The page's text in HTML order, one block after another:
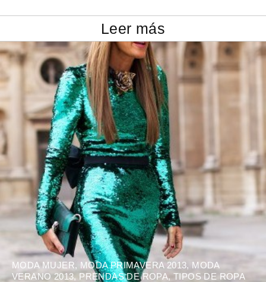
Leer más
MODA MUJER, MODA PRIMAVERA 2013, MODA
VERANO 2013, PRENDAS DE ROPA,TIPOS DE ROPA